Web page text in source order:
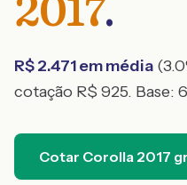
R$2.471em média (3.0
cotação R$ 925. Base:
Cotar Corolla 2017